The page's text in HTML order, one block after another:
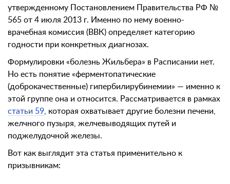
утвержденному Постановлением Правительства РФ №
565 от 4 июля 2013 г. Именно по нему военно-
врачебная комиссия (ВВК) определяет категорию
годности при конкретных диагнозах.
Формулировки «болезнь Жильбера» в Расписании нет.
Но есть понятие «ферментопатические
(доброкачественные) гипербилирубинемии» — именно к
этой группе она и относится. Рассматривается в рамках
статьи 59 , которая охватывает другие болезни печени,
желчного пузыря, желчевыводящих путей и
поджелудочной железы.
Вот как выглядит эта статья применительно к
призывникам: